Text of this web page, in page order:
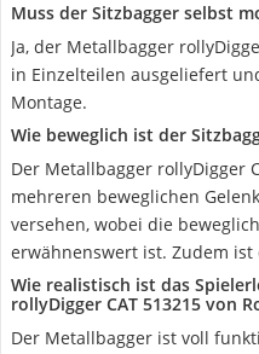
Muss der Sitzbagger selbst
Ja, der Metallbagger
in Einzelteilen ausgeliefert
Montage.
Wie beweglich ist der
Der Metallbagger rollyDigger
mehreren beweglichen
versehen, wobei die
erwähnenswert ist. Zudem ist
Wie realistisch ist das
rollyDigger CAT 513215 von
Der Metallbagger ist voll